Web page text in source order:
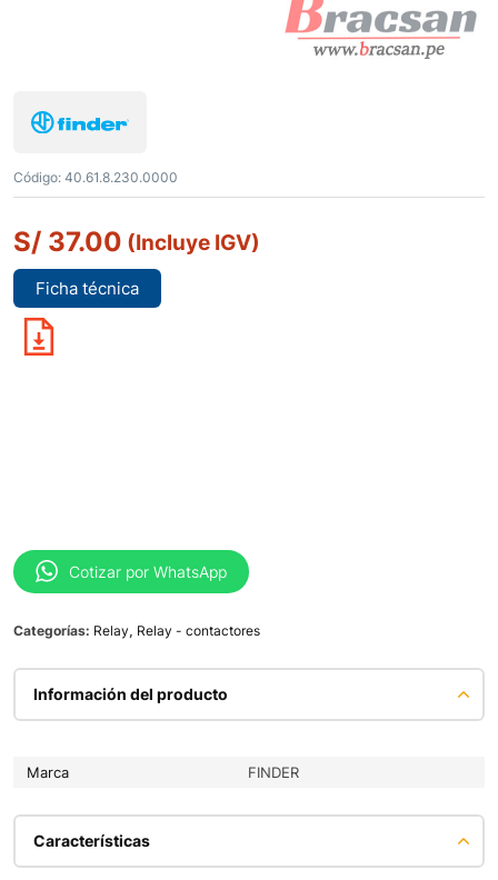
Código: 40.61.8.230.0000
S/ 37.00 (Incluye IGV)
Ficha técnica
Cotizar por WhatsApp
Categorías: Relay, Relay - contactores
Información del producto
Marca FINDER
Características